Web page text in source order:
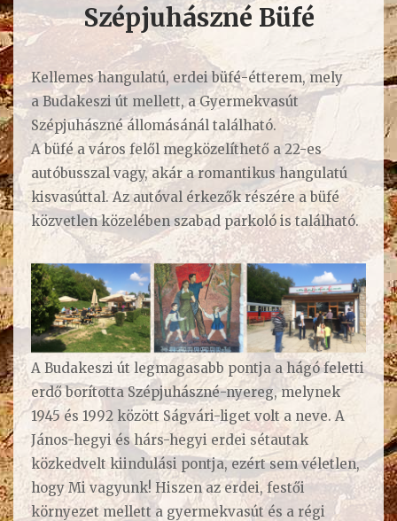
Szépjuhászné Büfé
Kellemes hangulatú, erdei büfé-étterem, mely
a Budakeszi út mellett, a Gyermekvasút
Szépjuhászné állomásánál található.
A büfé a város felől megközelíthető a 22-es
autóbusszal vagy, akár a romantikus hangulatú
kisvasúttal. Az autóval érkezők részére a büfé
közvetlen közelében szabad parkoló is található.
A Budakeszi út legmagasabb pontja a hágó feletti
erdő borította Szépjuhászné-nyereg, melynek
1945 és 1992 között Ságvári-liget volt a neve. A
János-hegyi és hárs-hegyi erdei sétautak
közkedvelt kiindulási pontja, ezért sem véletlen,
hogy Mi vagyunk! Hiszen az erdei, festői
környezet mellett a gyermekvasút és a régi